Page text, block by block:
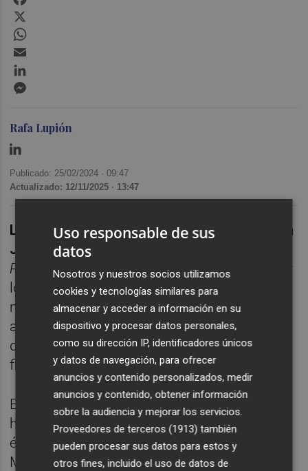
Rafa Lupión
Publicado: 25/02/2024 ·09:47
Actualizado: 12/11/2025 · 13:47
Laura Pedescoll,Alessandro Scarfía
María
José Mancebo
People
de NTT DATA. Se dedican a encontrar
los mejores candidatos, a ubicarles en el
mejor sitio dentro de la compañía y
acompañarles en su camino, con el objetivo
de crear las mejores condiciones para que
fluyan el talento y la innovación.
Empresas y personas recorren sus caminos
hasta que en su intersección encuentran el
éxito común. La labor de Laura, Alessando y
María José es vital para que la travesía
Uso responsable de sus
datos
Nosotros y nuestros socios utilizamos
cookies y tecnologías similares para
almacenar y acceder a información en su
dispositivo y procesar datos personales,
como su dirección IP, identificadores únicos
y datos de navegación, para ofrecer
anuncios y contenido personalizados, medir
anuncios y contenido, obtener información
sobre la audiencia y mejorar los servicios.
Proveedores de terceros (1913) también
pueden procesar sus datos para estos y
otros fines, incluido el uso de datos de